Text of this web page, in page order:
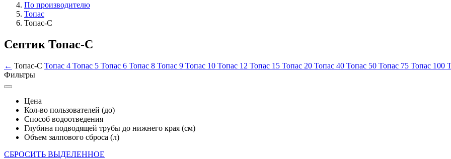
По производителю
Топас
Топас-С
Септик Топас-С
← Топас-С Топас 4 Топас 5 Топас 6 Топас 8 Топас 9 Топас 10 Топас 12 Топас 15 Топас 20 Топас 40 Топас 50 Топас 75 Топас 100
Фильтры
Цена
Кол-во пользователей (до)
Способ водоотведения
Глубина подводящей трубы до нижнего края (см)
Объем залпового сброса (л)
СБРОСИТЬ ВЫДЕЛЕННОЕ